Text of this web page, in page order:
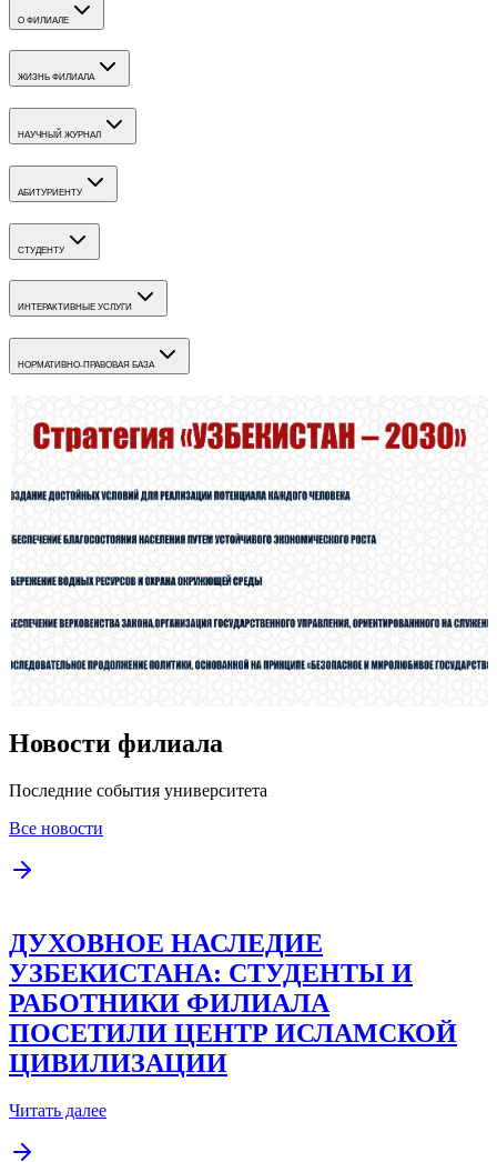
О ФИЛИАЛЕ
ЖИЗНЬ ФИЛИАЛА
НАУЧНЫЙ ЖУРНАЛ
АБИТУРИЕНТУ
СТУДЕНТУ
ИНТЕРАКТИВНЫЕ УСЛУГИ
НОРМАТИВНО-ПРАВОВАЯ БАЗА
Новости филиала
Последние события университета
Все новости